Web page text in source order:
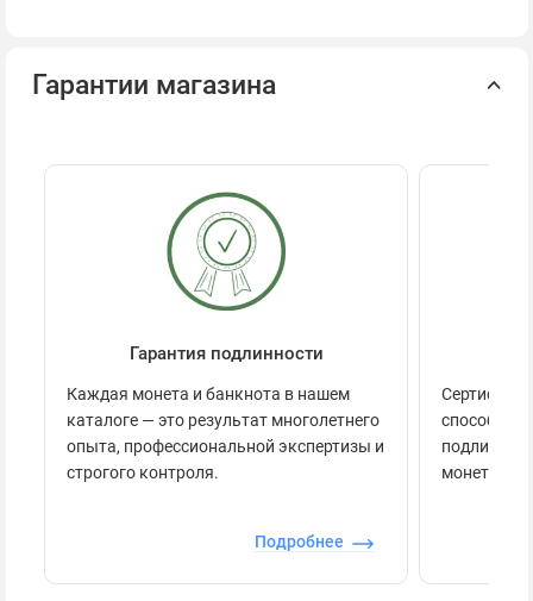
Гарантии магазина
Гарантия подлинности
Каждая монета и банкнота в нашем
каталоге — это результат многолетнего
опыта, профессиональной экспертизы и
строгого контроля.
Подробнее
способов
монеты.